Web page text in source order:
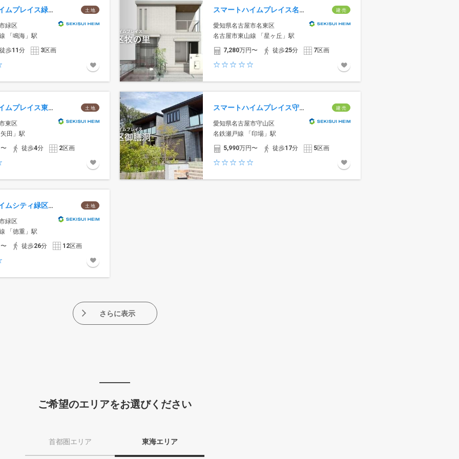
土 地
スマートハイムプレイス緑区鳴海駅南
緑区
「鳴海」駅
徒歩11分 3区画
建 売
スマートハイムプレイス名東区牧の里
愛知県名古屋市名東区
名古屋市東山線 「星ヶ丘」駅
7,280万円〜 徒歩25分 7区画
土 地
スマートハイムプレイス東区矢田駅西
東区
田」駅
徒歩4分 2区画
建 売
スマートハイムプレイス守山区御膳洞
愛知県名古屋市守山区
名鉄瀬戸線 「印場」駅
5,990万円〜 徒歩17分 5区画
土 地
スマートハイムシティ緑区水広公園北
緑区
「徳重」駅
徒歩26分 12区画
さらに表示
ご希望のエリアをお選びください
首都圏エリア 東海エリア